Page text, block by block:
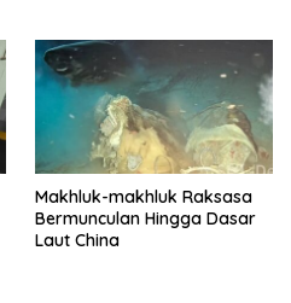
Makhluk-makhluk Raksasa
Bermunculan Hingga Dasar
Laut China